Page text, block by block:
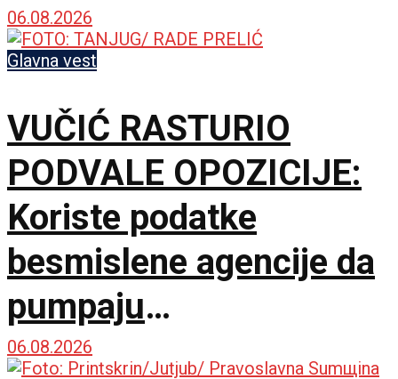
Kinom
06.08.2026
Glavna vest
VUČIĆ RASTURIO
PODVALE OPOZICIJE:
Koriste podatke
besmislene agencije da
pumpaju
samopouzdanje, a
06.08.2026